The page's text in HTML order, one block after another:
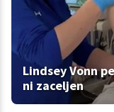
Lindsey Vonn
ni zaceljen